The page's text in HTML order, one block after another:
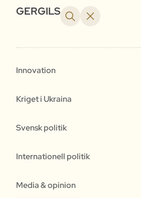
GERGILS
Innovation
Kriget i Ukraina
Svensk politik
Internationell politik
Media & opinion